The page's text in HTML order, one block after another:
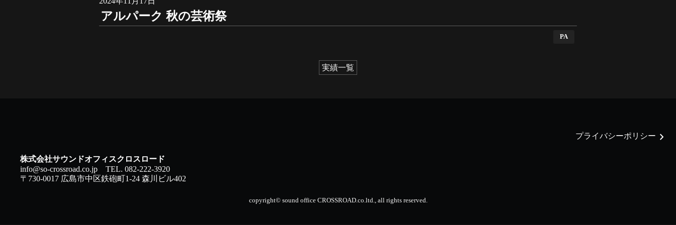
アルパーク 秋の芸術祭
PA
実績一覧
プライバシーポリシー chevron_right
株式会社サウンドオフィスクロスロード
info@so-crossroad.co.jp
TEL. 082-222-3920
〒730-0017 広島市中区鉄砲町1-24 森川ビル402
copyright© sound office CROSSROAD.co.ltd., all rights reserved.